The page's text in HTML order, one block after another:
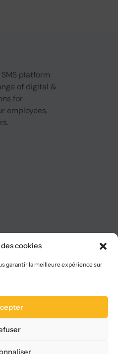
cookies
garantir la meilleure expérience sur
platform
of digital &
for
employees,